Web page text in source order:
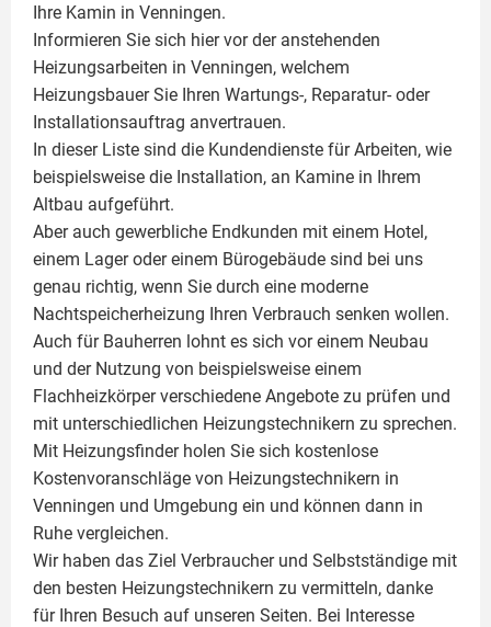
Ihre Kamin in Venningen.
Informieren Sie sich hier vor der anstehenden
Heizungsarbeiten in Venningen, welchem
Heizungsbauer Sie Ihren Wartungs-, Reparatur- oder
Installationsauftrag anvertrauen.
In dieser Liste sind die Kundendienste für Arbeiten, wie
beispielsweise die Installation, an Kamine in Ihrem
Altbau aufgeführt.
Aber auch gewerbliche Endkunden mit einem Hotel,
einem Lager oder einem Bürogebäude sind bei uns
genau richtig, wenn Sie durch eine moderne
Nachtspeicherheizung Ihren Verbrauch senken wollen.
Auch für Bauherren lohnt es sich vor einem Neubau
und der Nutzung von beispielsweise einem
Flachheizkörperverschiedene Angebote zu prüfen und
mit unterschiedlichen Heizungstechnikern zu sprechen.
Mit Heizungsfinder holen Sie sich kostenlose
Kostenvoranschläge von Heizungstechnikern in
Venningen und Umgebung ein und können dann in
Ruhe vergleichen.
Wir haben das Ziel Verbraucher und Selbstständige mit
den besten Heizungstechnikern zu vermitteln, danke
für Ihren Besuch auf unseren Seiten. Bei Interesse